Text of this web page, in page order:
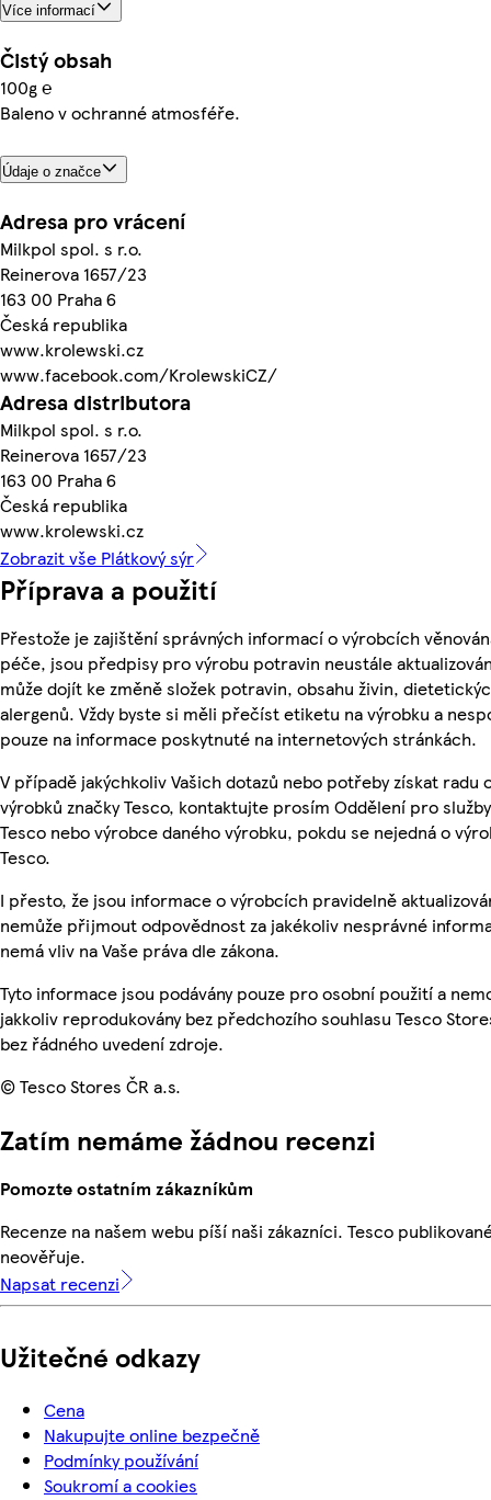
Více informací
Čistý obsah
100g ℮
Baleno v ochranné atmosféře.
Údaje o značce
Adresa pro vrácení
Milkpol spol. s r.o.
Reinerova 1657/23
163 00 Praha 6
Česká republika
www.krolewski.cz
www.facebook.com/KrolewskiCZ/
Adresa distributora
Milkpol spol. s r.o.
Reinerova 1657/23
163 00 Praha 6
Česká republika
www.krolewski.cz
Zobrazit vše Plátkový sýr
Příprava a použití
Přestože je zajištění správných informací o výrobcích
péče, jsou předpisy pro výrobu potravin neustále
může dojít ke změně složek potravin, obsahu živin,
alergenů. Vždy byste si měli přečíst etiketu na výrobku a
pouze na informace poskytnuté na internetových stránkách.
V případě jakýchkoliv Vašich dotazů nebo potřeby získat radu
výrobků značky Tesco, kontaktujte prosím Oddělení pro
Tesco nebo výrobce daného výrobku, pokdu se nejedná o
Tesco.
I přesto, že jsou informace o výrobcích pravidelně
nemůže přijmout odpovědnost za jakékoliv nesprávné
nemá vliv na Vaše práva dle zákona.
Tyto informace jsou podávány pouze pro osobní použití a
jakkoliv reprodukovány bez předchozího souhlasu Tesco
bez řádného uvedení zdroje.
© Tesco Stores ČR a.s.
Zatím nemáme žádnou recenzi
Pomozte ostatním zákazníkům
Recenze na našem webu píší naši zákazníci. Tesco
neověřuje.
Napsat recenzi
Užitečné odkazy
Cena
Nakupujte online bezpečně
Podmínky používání
Soukromí a cookies